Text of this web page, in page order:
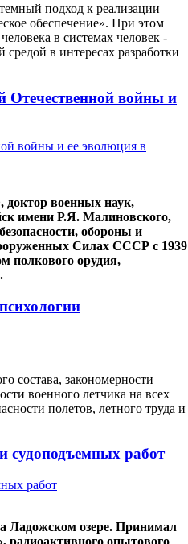
подход к реализации
обеспечение». При этом
в системах человек -
в интересах разработки
Отечественной войны и
военных наук,
имени Р.Я. Малиновского,
обороны и
Силах СССР с 1939
полкового орудия,
состава, закономерности
военного летчика на всех
полетов, летного труда и
судоподъемных работ
Ладожском озере. Принимал